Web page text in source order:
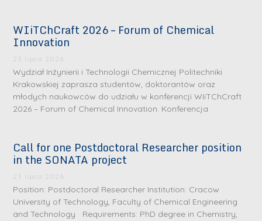
WIiTChCraft 2026 – Forum of Chemical
Innovation
23 lipca 2026
Wydział Inżynierii i Technologii Chemicznej Politechniki
Krakowskiej zaprasza studentów, doktorantów oraz
młodych naukowców do udziału w konferencji WIiTChCraft
2026 – Forum of Chemical Innovation. Konferencja
Call for one Postdoctoral Researcher position
in the SONATA project
23 lipca 2026
Position: Postdoctoral Researcher Institution: Cracow
University of Technology, Faculty of Chemical Engineering
and Technology Requirements: PhD degree in Chemistry,